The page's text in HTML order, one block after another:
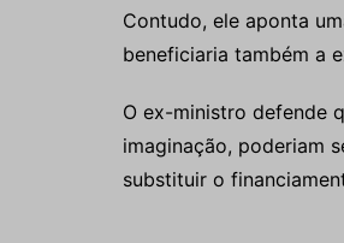
Contudo, ele aponta
beneficiaria também a
O ex-ministro defende
imaginação, poderiam
substituir o